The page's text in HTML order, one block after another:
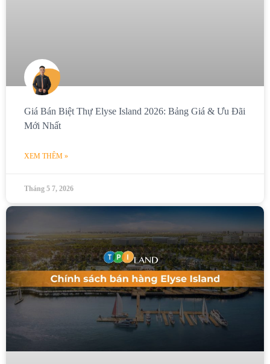
Giá Bán Biệt Thự Elyse Island 2026: Bảng Giá & Ưu Đãi
Mới Nhất
XEM THÊM »
Tháng 5 7, 2026